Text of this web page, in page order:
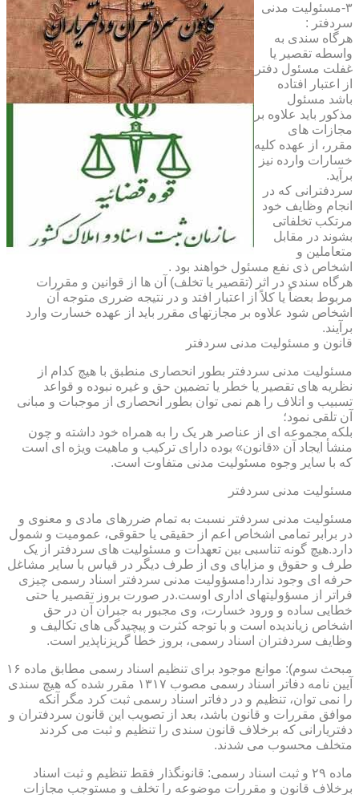
۳-مسئولیت مدنی
سردفتر :
هرگاه سندی به
واسطه تقصیر یا
غفلت مسئول دفتر
از اعتبار افتاده
باشد مسئول
مذکور باید علاوه بر
مجازات های
مقرر، از عهده کلیه
خسارات وارده نیز
برآید.
سردفترانی که در
انجام وظایف خود
مرتکب تخلفاتی
بشوند در مقابل
متعاملین و
اشخاص ذی نفع مسئول خواهند بود .
هرگاه سندی در اثر (تقصیر یا تخلف) آن ها از قوانین و مقررات
مربوط بعضاً یا کلاً از اعتبار افتد و در نتیجه ضرری متوجه آن
اشخاص شود علاوه بر مجازتهای مقرر باید از عهده خسارت وارد
برآیند.
قانون و مسئولیت مدنی سردفتر
مسئولیت مدنی سردفتر بطور انحصاری منطبق با هیچ کدام از
نظریه های تقصیر یا خطر یا تضمین حق و غیره نبوده و قواعد
تسبیب و اتلاف را هم نمی توان بطور انحصاری از موجبات و مبانی
آن تلقی نمود؛
بلکه مجموعه ای از عناصر هر یک را به همراه خود داشته و چون
منشأ ایجاد آن «قانون» بوده دارای ترکیب و ماهیت ویژه ای است
که با سایر وجوه مسئولیت مدنی متفاوت است.
مسئولیت مدنی سردفتر
مسئولیت مدنی سردفتر نسبت به تمام ضررهای مادی و معنوی و
در برابر تمامی اشخاص اعم از حقیقی یا حقوقی، عمومیت و شمول
دارد.هیچ گونه تناسبی بین تعهدات و مسئولیت های سردفتر از یک
طرف و حقوق و مزایای وی از طرف دیگر در قیاس با سایر مشاغل
حرفه ای وجود ندارد!مسؤولیت مدنی سردفتر اسناد رسمی چیزی
فراتر از مسؤولیتهای اداری اوست.در صورت بروز تقصیر یا حتی
خطایی ساده و ورود خسارت، وی مجبور به جبران آن در حق
اشخاص زیاندیده است و با توجه کثرت و پیچیدگی های تکالیف و
وظایف سردفتران اسناد رسمی، بروز خطا گریزناپذیر است.
مبحث سوم): موانع موجود برای تنظیم اسناد رسمی مطابق ماده ۱۶
آیین نامه دفاتر اسناد رسمی مصوب ۱۳۱۷ مقرر شده که هیچ سندی
را نمی توان، تنظیم و در دفاتر اسناد رسمی ثبت کرد مگر آنکه
موافق مقررات و قانون باشد، بعد از تصویب این قانون سردفتران و
دفتریارانی که برخلاف قانون سندی را تنظیم و ثبت می کردند
متخلف محسوب می شدند.
ماده ۲۹ و ثبت اسناد رسمی: قانونگذار فقط تنظیم و ثبت اسناد
برخلاف قانون و مقررات موضوعه را تخلف و مستوجب مجازات